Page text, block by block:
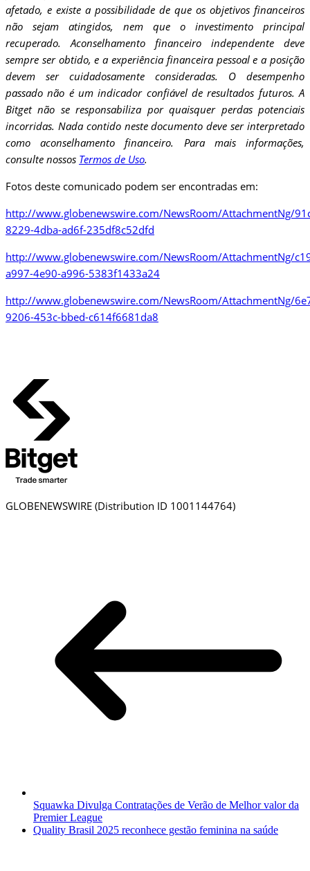
afetado, e existe a possibilidade de que os objetivos financeiros
não sejam atingidos, nem que o investimento principal
recuperado. Aconselhamento financeiro independente deve
sempre ser obtido, e a experiência financeira pessoal e a posição
devem ser cuidadosamente consideradas. O desempenho
passado não é um indicador confiável de resultados futuros. A
Bitget não se responsabiliza por quaisquer perdas potenciais
incorridas. Nada contido neste documento deve ser interpretado
como aconselhamento financeiro. Para mais informações,
consulte nossos Termos de Uso.
Fotos deste comunicado podem ser encontradas em:
http://www.globenewswire.com/NewsRoom/AttachmentNg/
8229-4dba-ad6f-235df8c52dfd
http://www.globenewswire.com/NewsRoom/AttachmentNg/
a997-4e90-a996-5383f1433a24
http://www.globenewswire.com/NewsRoom/AttachmentNg/
9206-453c-bbed-c614f6681da8
GLOBENEWSWIRE (Distribution ID 1001144764)
Squawka Divulga Contratações de Verão de Melhor valor da
Premier League
Quality Brasil 2025 reconhece gestão feminina na saúde